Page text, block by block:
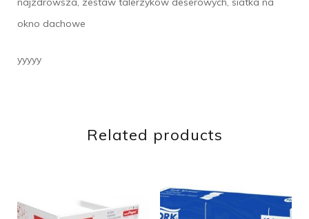
okno dachowe
yyyyy
Related products